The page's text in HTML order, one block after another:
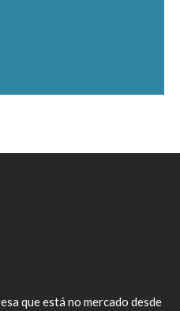
que está no mercado desde